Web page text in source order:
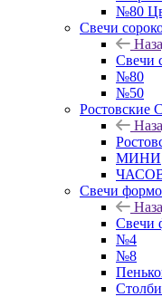
№80
Свечи
Свечи
№80
№50
Ростовские
МИНИ
Свечи
Свечи
№4
№8